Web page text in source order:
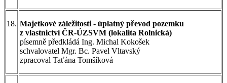
18. Majetkové záležitosti - úplatný převod pozemku
z vlastnictví ČR-ÚZSVM (lokalita Rolnická)
písemně předkládá Ing. Michal Kokošek
schvalovatel Mgr. Bc. Pavel Vltavský
zpracoval Taťána Tomšíková